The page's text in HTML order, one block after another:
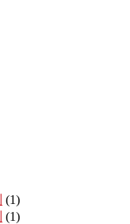
(1)
(1)